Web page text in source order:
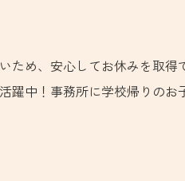
ため、安心してお休みを取得
躍中！事務所に学校帰りのお